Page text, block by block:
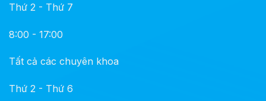
Thứ 2 - Thứ 7
8:00 - 17:00
Tất cả các chuyên khoa
Thứ 2 - Thứ 6